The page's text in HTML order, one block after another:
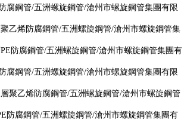
腐鋼管/五洲螺旋鋼管/滄州市螺旋鋼管集團有限
乙烯防腐鋼管/五洲螺旋鋼管/滄州市螺旋鋼管集
防腐鋼管/五洲螺旋鋼管/滄州市螺旋鋼管集團有
腐鋼管/五洲螺旋鋼管/滄州市螺旋鋼管集團有限
聚乙烯防腐鋼管/五洲螺旋鋼管/滄州市螺旋鋼管
防腐鋼管/五洲螺旋鋼管/滄州市螺旋鋼管集團有